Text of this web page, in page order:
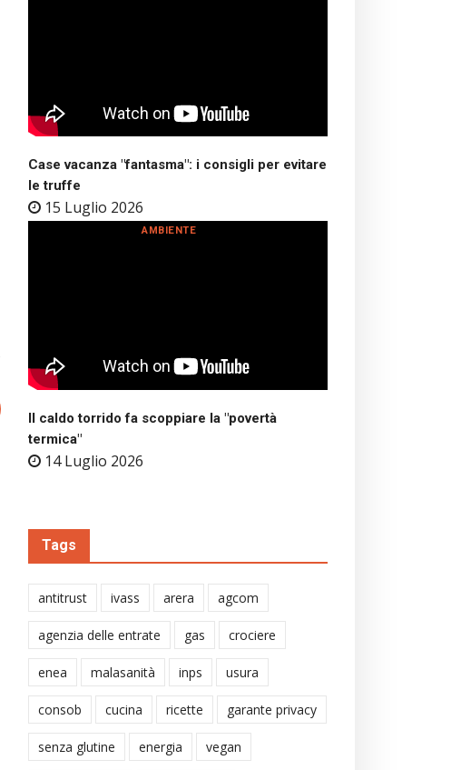
Case vacanza "fantasma": i consigli per evitare
le truffe
15 Luglio 2026
Il caldo torrido fa scoppiare la "povertà
termica"
14 Luglio 2026
AMBIENTE
Tags
antitrust ivass arera agcom
agenzia delle entrate gas crociere
enea malasanità inps usura
consob cucina ricette garante privacy
senza glutine energia vegan